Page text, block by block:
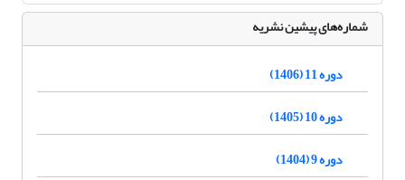
شماره‌های پیشین نشریه
دوره 11 (1406)
دوره 10 (1405)
دوره 9 (1404)